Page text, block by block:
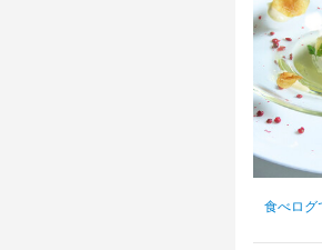
食べログ
連絡先
025-
法人名・
株式会
最終更新
勤務地
新潟県新
連絡先
025-
法人名・
株式会